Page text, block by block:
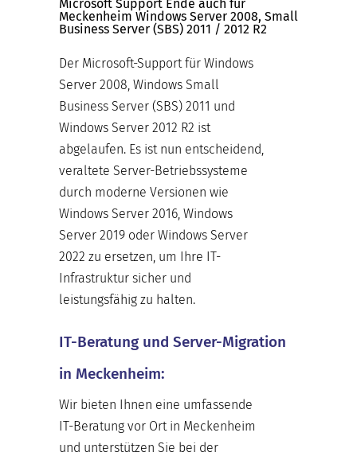
Microsoft Support Ende auch für
Meckenheim Windows Server 2008, Small
Business Server (SBS) 2011 / 2012 R2
Der Microsoft-Support für Windows
Server 2008, Windows Small
Business Server (SBS) 2011 und
Windows Server 2012 R2 ist
abgelaufen. Es ist nun entscheidend,
veraltete Server-Betriebssysteme
durch moderne Versionen wie
Windows Server 2016, Windows
Server 2019 oder Windows Server
2022 zu ersetzen, um Ihre IT-
Infrastruktur sicher und
leistungsfähig zu halten.
IT-Beratung und Server-Migration
in Meckenheim:
Wir bieten Ihnen eine umfassende
IT-Beratung vor Ort in Meckenheim
und unterstützen Sie bei der